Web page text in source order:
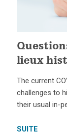
lieux
The current
challenges to
their usual in-
SUITE